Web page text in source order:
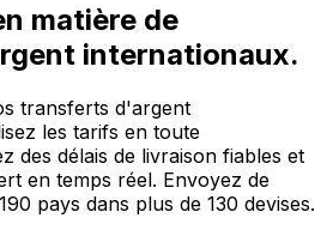
matière de
internationaux.
transferts d'argent
les tarifs en toute
des délais de livraison fiables et
en temps réel. Envoyez de
pays dans plus de 130 devises.